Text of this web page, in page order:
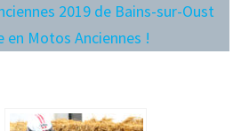
2019 de Bains-sur-Oust
en Motos Anciennes !